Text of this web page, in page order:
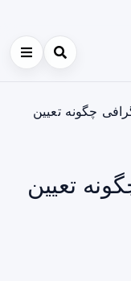
چگونه تعیین
تعیین